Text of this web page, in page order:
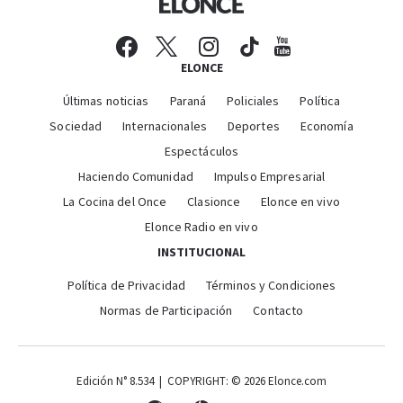
ELONCE
Últimas noticias Paraná Policiales
Política
Sociedad
Internacionales Deportes
Economía
Espectáculos
Haciendo Comunidad
Impulso Empresarial
La Cocina del Once
Clasionce
Elonce en vivo
Elonce Radio en vivo
INSTITUCIONAL
Política de Privacidad
Términos y Condiciones
Normas de Participación
Contacto
Edición N° 8.534 | COPYRIGHT: © 2026 Elonce.com